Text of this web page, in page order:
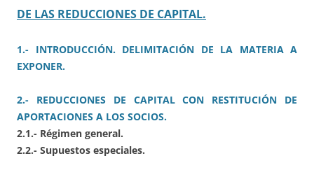
DE LAS REDUCCIONES DE CAPITAL.
1.- INTRODUCCIÓN. DELIMITACIÓN DE LA MATERIA A
EXPONER.
2.- REDUCCIONES DE CAPITAL CON RESTITUCIÓN DE
APORTACIONES A LOS SOCIOS.
2.1.- Régimen general.
2.2.- Supuestos especiales.